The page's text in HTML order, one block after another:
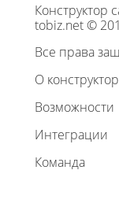
Конструктор
tobiz.net ©
Все права
О
Возможности
Интеграции
Команда